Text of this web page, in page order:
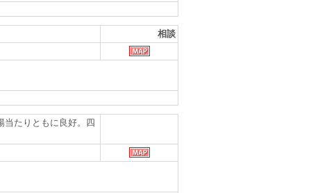
相談
当たりともに良好。四